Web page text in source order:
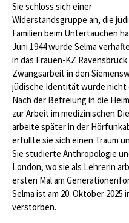
Sie schloss sich einer
Widerstandsgruppe an, die
Familien beim Untertauchen
Juni 1944 wurde Selma
in das Frauen-KZ
Zwangsarbeit in den
jüdische Identität wurde nicht
Nach der Befreiung in die
zur Arbeit im medizinischen
arbeite später in der
erfüllte sie sich einen Traum
Sie studierte Anthropologie
London, wo sie als Lehrerin
ersten Mal am
Selma ist am 20. Oktober 2025
verstorben.